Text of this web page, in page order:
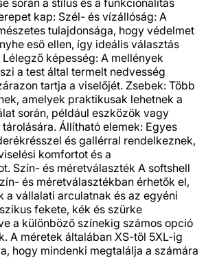
során a stílus és a funkcionalitás
kap: Szél- és vízállóság: A
tulajdonsága, hogy védelmet
eső ellen, így ideális választás
képesség: A mellények
a test által termelt nedvesség
tartja a viselőjét. Zsebek: Több
amelyek praktikusak lehetnek a
során, például eszközök vagy
Állítható elemek: Egyes
és gallérral rendelkeznek,
komfortot és a
Szín- és méretválaszték A softshell
és méretválasztékban érhetők el,
a vállalati arculatnak és az egyéni
fekete, kék és szürke
a különböző színekig számos opció
A méretek általában XS-től 5XL-ig
hogy mindenki megtalálja a számára